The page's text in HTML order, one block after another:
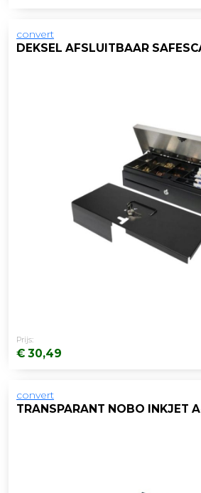
convert
DEKSEL AFSLUITBAAR
Prijs:
€ 30,49
convert
TRANSPARANT NOBO INKJET